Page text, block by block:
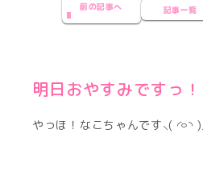
前の記事へ 記事一覧
明日おやすみですっ！
やっほ！なこちゃんです⸜( ◜࿁◝